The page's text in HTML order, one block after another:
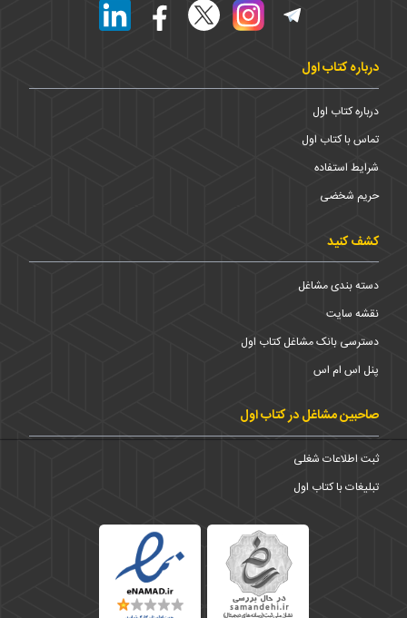
درباره کتاب اول
درباره کتاب اول
تماس با کتاب اول
شرایط استفاده
حریم شخضی
کشف کنید
دسته بندی مشاغل
نقشه سایت
دسترسی بانک مشاغل کتاب اول
پنل اس ام اس
صاحبین مشاغل در کتاب اول
ثبت اطلاعات شغلی
تبلیغات با کتاب اول